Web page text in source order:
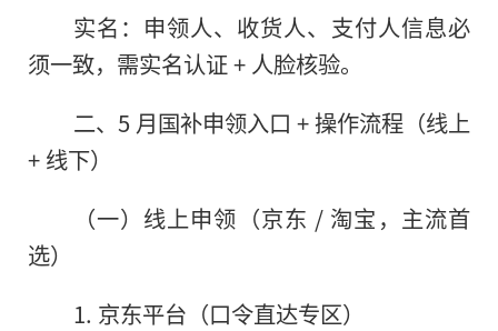
实名：申领人、收货人、支付人信息必
须一致，需实名认证 + 人脸核验。
二、5 月国补申领入口 + 操作流程（线上
+ 线下）
（一）线上申领（京东 / 淘宝，主流首
选）
1. 京东平台（口令直达专区）